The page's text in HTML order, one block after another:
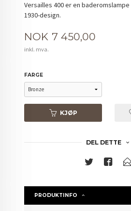
Versailles 400 er en
1930-design.
Pris
NOK 7 450,00
inkl. mva.
FARGE
KJØP
DEL DETTE
PRODUKTINFO